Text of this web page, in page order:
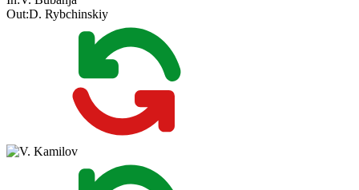
Out:D. Rybchinskiy